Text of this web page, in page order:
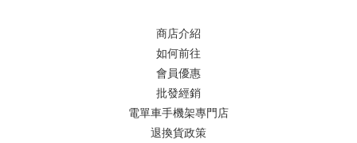
商店介紹
如何前往
會員優惠
批發經銷
電單車手機架專門店
退換貨政策